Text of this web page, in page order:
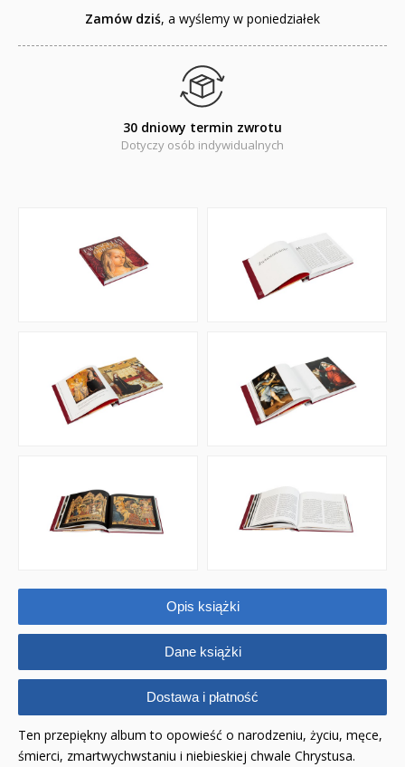
Dyplomy dla dzieci
Encyklopedie, leksykony
Edukacja przyrodnicza - Życie bez granic
Emocje i wartości
Komiksy
Puzzle
Promocje
PROMOCJA ZESTAWY STARTOWE KAKADU
WYPRZEDAŻ
Zamów dziś, a wyślemy w poniedziałek
30 dniowy termin zwrotu
Dotyczy osób indywidualnych
Opis książki
Dane książki
Dostawa i płatność
Ten przepiękny album to opowieść o narodzeniu, życiu, męce,
śmierci, zmartwychwstaniu i niebieskiej chwale Chrystusa.